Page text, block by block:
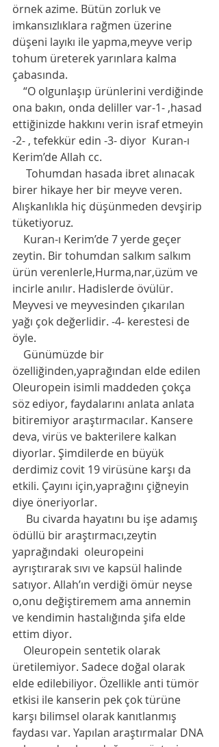
örnek azime. Bütün zorluk ve
imkansızlıklara rağmen üzerine
düşeni layıkı ile yapma,meyve verip
tohum üreterek yarınlara kalma
çabasında.
ona bakın, onda deliller var-1- ,hasad
ettiğinizde hakkını verin israf etmeyin
-2- , tefekkür edin -3- diyor  Kuran-ı
Kerim’de Allah cc.
birer hikaye her bir meyve veren.
Alışkanlıkla hiç düşünmeden devşirip
tüketiyoruz.
zeytin. Bir tohumdan salkım salkım
ürün verenlerle,Hurma,nar,üzüm ve
incirle anılır. Hadislerde övülür.
Meyvesi ve meyvesinden çıkarılan
yağı çok değerlidir. -4- kerestesi de
öyle.
özelliğinden,yaprağından elde edilen
Oleuropein isimli maddeden çokça
söz ediyor, faydalarını anlata anlata
bitiremiyor araştırmacılar. Kansere
deva, virüs ve bakterilere kalkan
diyorlar. Şimdilerde en büyük
derdimiz covit 19 virüsüne karşı da
etkili. Çayını için,yaprağını çiğneyin
diye öneriyorlar.
ödüllü bir araştırmacı,zeytin
yaprağındaki  oleuropeini
ayrıştırarak sıvı ve kapsül halinde
satıyor. Allah’ın verdiği ömür neyse
o,onu değiştiremem ama annemin
ve kendimin hastalığında şifa elde
ettim diyor.
üretilemiyor. Sadece doğal olarak
elde edilebiliyor. Özellikle anti tümör
etkisi ile kanserin pek çok türüne
karşı bilimsel olarak kanıtlanmış
faydası var. Yapılan araştırmalar DNA